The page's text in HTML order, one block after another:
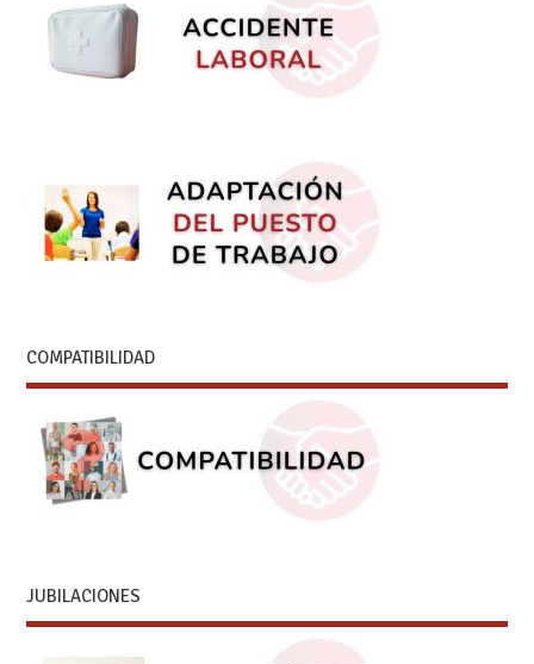
COMPATIBILIDAD
JUBILACIONES